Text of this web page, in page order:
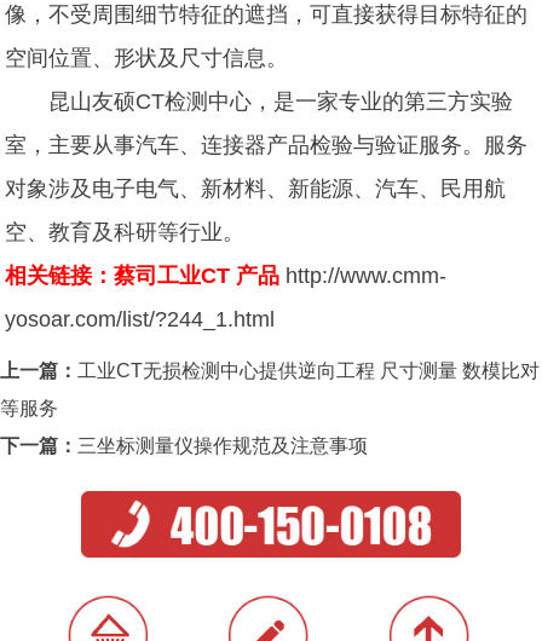
像，不受周围细节特征的遮挡，可直接获得目标特征的
空间位置、形状及尺寸信息。
昆山友硕CT检测中心，是一家专业的第三方实验
室，主要从事汽车、连接器产品检验与验证服务。服务
对象涉及电子电气、新材料、新能源、汽车、民用航
空、教育及科研等行业。
相关链接：蔡司工业CT 产品 http://www.cmm-
yosoar.com/list/?244_1.html
上一篇： 工业CT无损检测中心提供逆向工程 尺寸测量 数模比对
等服务
下一篇： 三坐标测量仪操作规范及注意事项